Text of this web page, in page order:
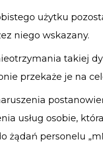
użytku
niego wskazany.
takiej
przekaże je na
usług osobie,
żądań personelu